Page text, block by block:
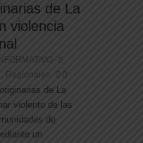
de La
violencia
Regionales 0
de La
violento de las
de
un